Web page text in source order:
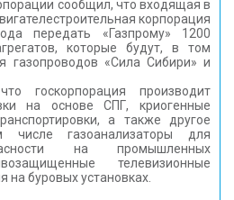
сообщил, что входящая в
корпорация
передать «Газпрому» 1200
которые будут, в том
газопроводов «Сила Сибири» и
госкорпорация производит
на основе СПГ, криогенные
а также другое
числе газоанализаторы для
на промышленных
телевизионные
буровых установках.